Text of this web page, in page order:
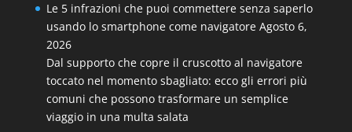
Le 5 infrazioni che puoi commettere senza saperlo
usando lo smartphone come navigatore Agosto 6,
2026
Dal supporto che copre il cruscotto al navigatore
toccato nel momento sbagliato: ecco gli errori più
comuni che possono trasformare un semplice
viaggio in una multa salata